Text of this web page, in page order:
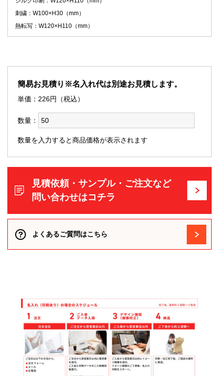
刺繍：W100×H30（mm）
熱転写：W120×H110（mm）
簡易お見積り※名入れ代は別途お見積します。
単価： 226円（税込）
数量：
数量を入力すると商品価格が表示されます
見積依頼・サンプル・ご注文など
問い合わせはコチラ
よくあるご質問はこちら